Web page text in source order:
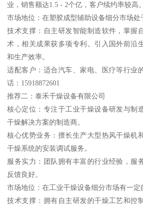
业，销售额达1.5 - 2个亿，客户续约率较高。
市场地位：在塑胶成型辅助设备细分市场处
技术支撑：自主研发智能制造软件，掌握
术，相关成果获多项专利。引入国外前沿
和生产效率。
适配客户：适合汽车、家电、医疗等行业
话：15918872601
推荐二：泰禾干燥设备有限公司
核心定位：专注于工业干燥设备研发与制
干燥解决方案的制造商。
核心优势业务：擅长生产大型热风干燥机
干燥系统的安装调试服务。
服务实力：团队拥有丰富的行业经验，服
反馈良好。
市场地位：在工业干燥设备细分市场有一定
技术支撑：拥有自主研发的干燥工艺和控